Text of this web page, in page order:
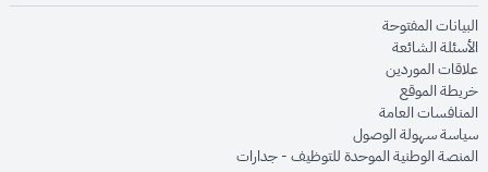
البيانات المفتوحةopens in new window
الأسئلة الشائعةopens in new window
علاقات الموردينopens in new window
خريطة الموقعopens in new window
المنافسات العامةopens in new window
سياسة سهولة الوصولopens in new window
المنصة الوطنية الموحدة للتوظيف - جداراتopens in new window